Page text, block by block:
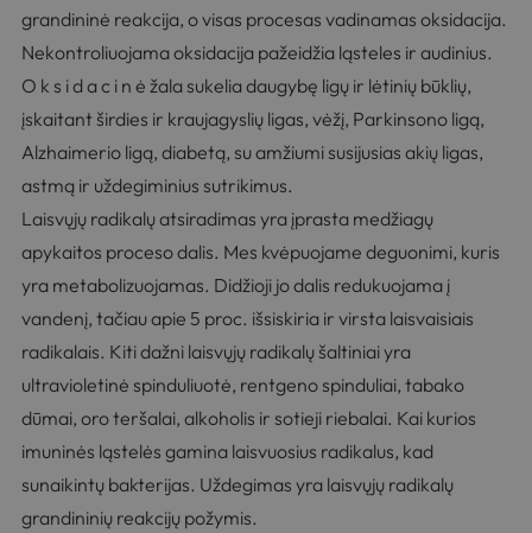
grandininė reakcija, o visas procesas vadinamas oksidacija.
Nekontroliuojama oksidacija pažeidžia ląsteles ir audinius.
O k s i d a c i n ė žala sukelia daugybę ligų ir lėtinių būklių,
įskaitant širdies ir kraujagyslių ligas, vėžį, Parkinsono ligą,
Alzhaimerio ligą, diabetą, su amžiumi susijusias akių ligas,
astmą ir uždegiminius sutrikimus.
Laisvųjų radikalų atsiradimas yra įprasta medžiagų
apykaitos proceso dalis. Mes kvėpuojame deguonimi, kuris
yra metabolizuojamas. Didžioji jo dalis redukuojama į
vandenį, tačiau apie 5 proc. išsiskiria ir virsta laisvaisiais
radikalais. Kiti dažni laisvųjų radikalų šaltiniai yra
ultravioletinė spinduliuotė, rentgeno spinduliai, tabako
dūmai, oro teršalai, alkoholis ir sotieji riebalai. Kai kurios
imuninės ląstelės gamina laisvuosius radikalus, kad
sunaikintų bakterijas. Uždegimas yra laisvųjų radikalų
grandininių reakcijų požymis.